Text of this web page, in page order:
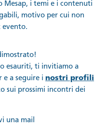
Mesap, i temi e i contenuti
motivo per cui non
esauriti, ti invitiamo a
e a seguire i nostri profili
sui prossimi incontri dei
una mail